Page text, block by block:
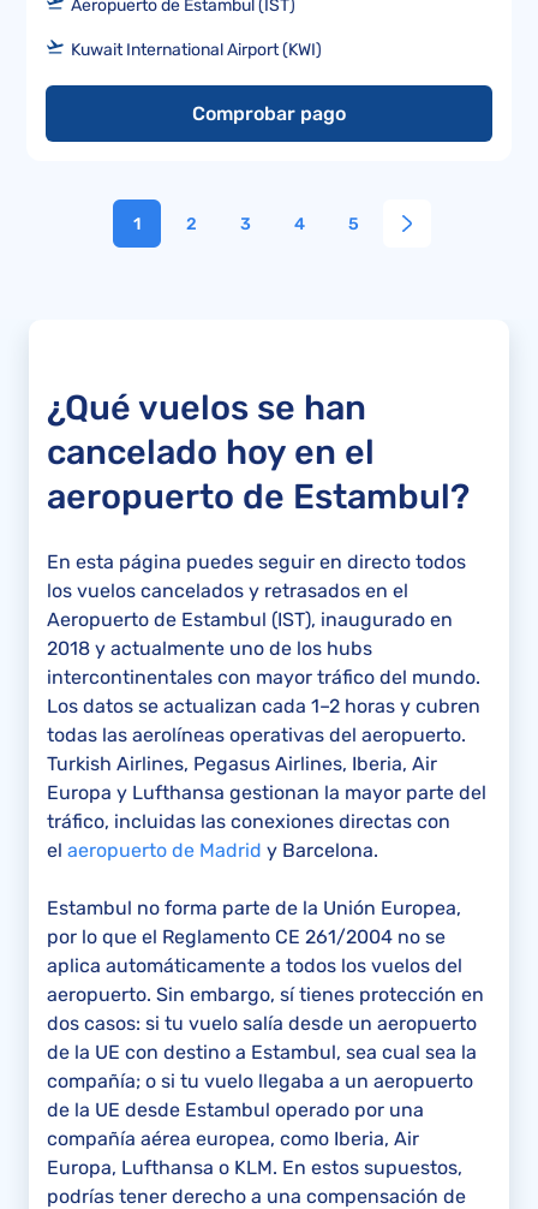
Aeropuerto de Estambul (IST)
Kuwait International Airport (KWI)
Comprobar pago
1 2 3 4 5
¿Qué vuelos se han
cancelado hoy en el
aeropuerto de Estambul?
En esta página puedes seguir en directo todos
los vuelos cancelados y retrasados en el
Aeropuerto de Estambul (IST), inaugurado en
2018 y actualmente uno de los hubs
intercontinentales con mayor tráfico del mundo.
Los datos se actualizan cada 1–2 horas y cubren
todas las aerolíneas operativas del aeropuerto.
Turkish Airlines, Pegasus Airlines, Iberia, Air
Europa y Lufthansa gestionan la mayor parte del
tráfico, incluidas las conexiones directas con
el aeropuerto de Madrid y Barcelona.
Estambul no forma parte de la Unión Europea,
por lo que el Reglamento CE 261/2004 no se
aplica automáticamente a todos los vuelos del
aeropuerto. Sin embargo, sí tienes protección en
dos casos: si tu vuelo salía desde un aeropuerto
de la UE con destino a Estambul, sea cual sea la
compañía; o si tu vuelo llegaba a un aeropuerto
de la UE desde Estambul operado por una
compañía aérea europea, como Iberia, Air
Europa, Lufthansa o KLM. En estos supuestos,
podrías tener derecho a una compensación de